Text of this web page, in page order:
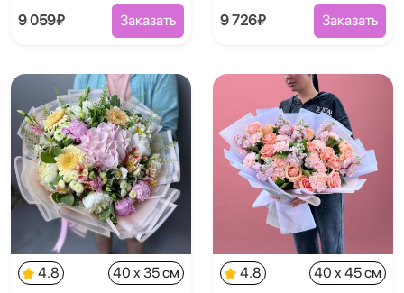
9 059₽ Заказать 9 726₽ Заказать
4.8
40 x 35 см
4.8
40 x 45 см